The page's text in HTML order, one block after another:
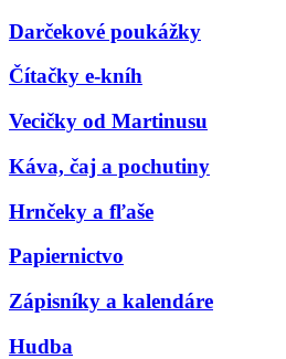
Darčekové poukážky
Čítačky e-kníh
Vecičky od Martinusu
Káva, čaj a pochutiny
Hrnčeky a fľaše
Papiernictvo
Zápisníky a kalendáre
Hudba